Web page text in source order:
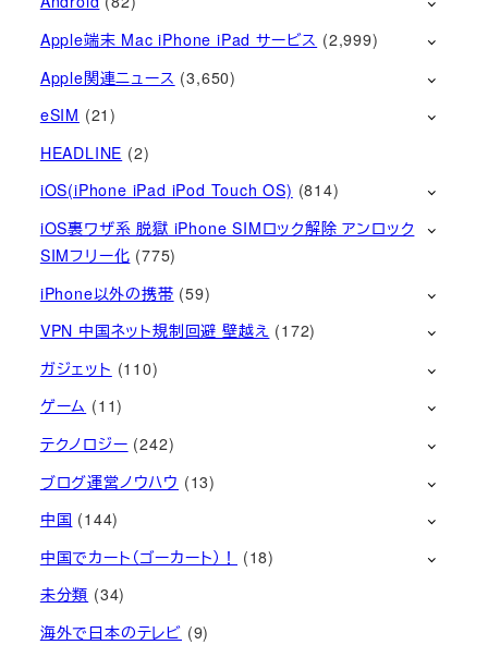
Apple端末 Mac iPhone iPad サービス (2,999)
Apple関連ニュース (3,650)
eSIM (21)
HEADLINE (2)
iOS(iPhone iPad iPod Touch OS) (814)
iOS裏ワザ系 脱獄 iPhone SIMロック解除 アンロック
SIMフリー化 (775)
iPhone以外の携帯 (59)
VPN 中国ネット規制回避 壁越え (172)
ガジェット (110)
ゲーム (11)
テクノロジー (242)
ブログ運営ノウハウ (13)
中国 (144)
中国でカート（ゴーカート）！
(18)
未分類 (34)
海外で日本のテレビ (9)